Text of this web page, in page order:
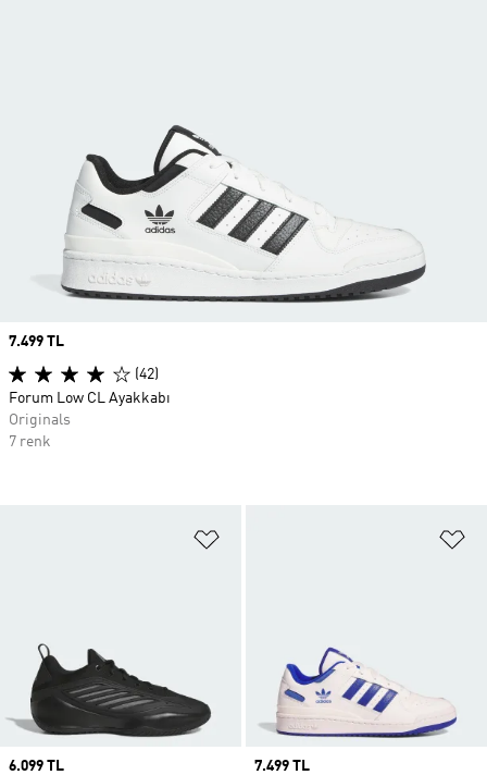
Price
6.099 TL
Price
7.499 TL
Price
7.499 TL
(42)
Forum Low CL Ayakkabı
Originals
7 renk